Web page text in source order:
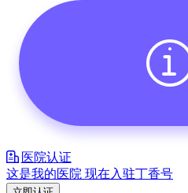
医院认证
这是我的医院 现在入驻丁香号